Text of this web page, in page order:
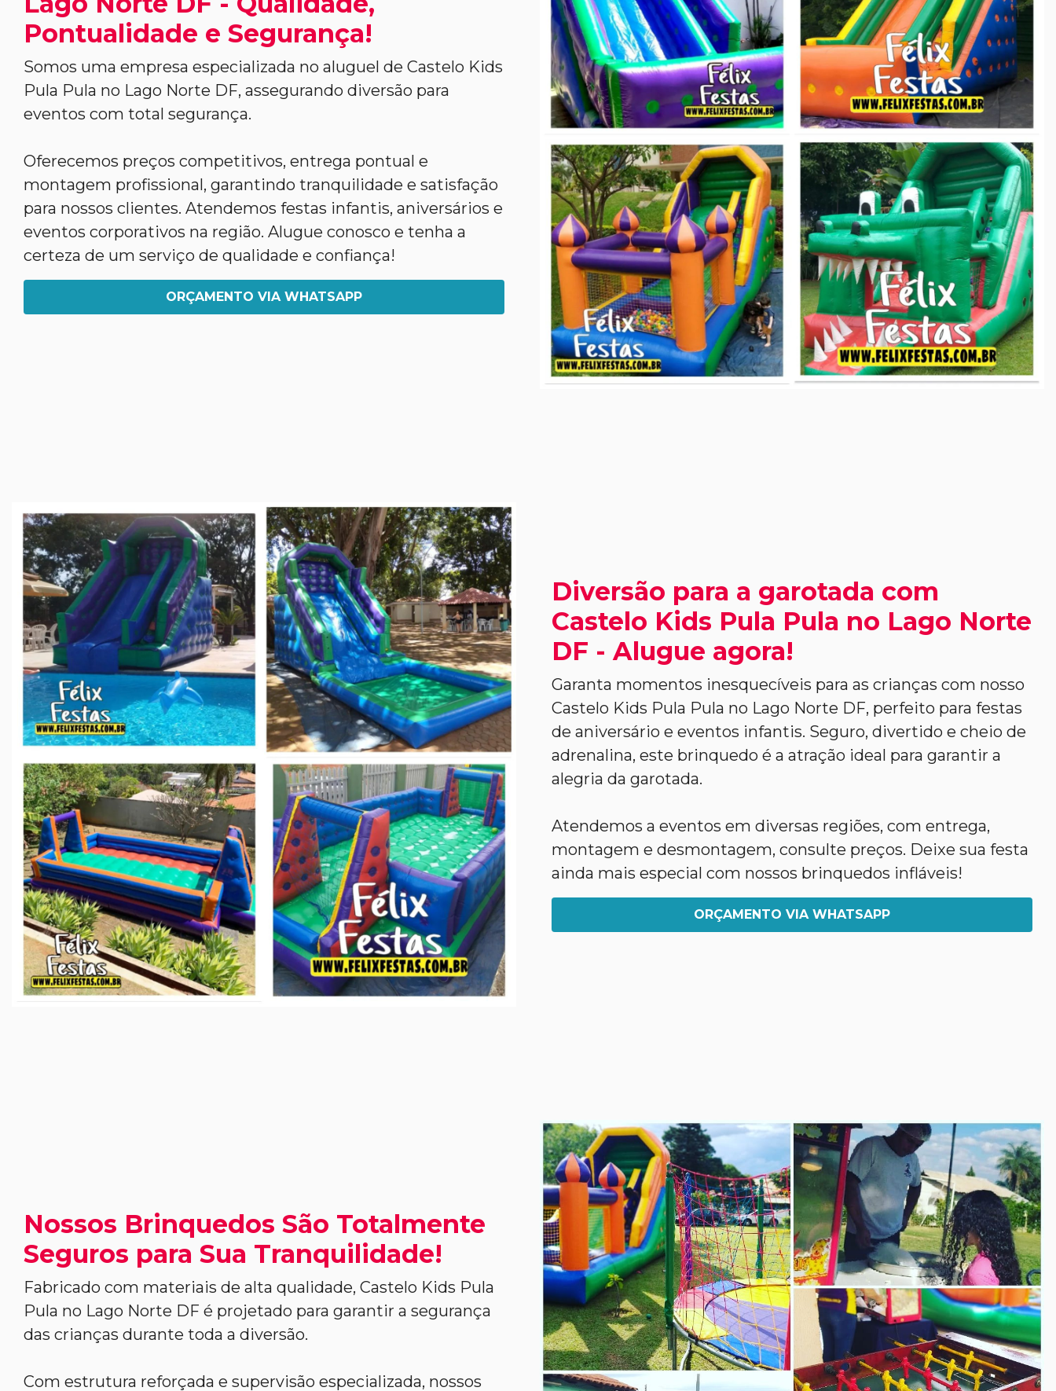
Pontualidade e Segurança!
Somos uma empresa especializada no aluguel de Castelo Kids
Pula Pula no Lago Norte DF, assegurando diversão para
eventos com total segurança.
Oferecemos preços competitivos, entrega pontual e
montagem profissional, garantindo tranquilidade e satisfação
para nossos clientes. Atendemos festas infantis, aniversários e
eventos corporativos na região. Alugue conosco e tenha a
certeza de um serviço de qualidade e confiança!
ORÇAMENTO VIA WHATSAPP
Diversão para a garotada com
Castelo Kids Pula Pula no Lago Norte
DF - Alugue agora!
Garanta momentos inesquecíveis para as crianças com nosso
Castelo Kids Pula Pula no Lago Norte DF, perfeito para festas
de aniversário e eventos infantis. Seguro, divertido e cheio de
adrenalina, este brinquedo é a atração ideal para garantir a
alegria da garotada.
Atendemos a eventos em diversas regiões, com entrega,
montagem e desmontagem, consulte preços. Deixe sua festa
ainda mais especial com nossos brinquedos infláveis!
ORÇAMENTO VIA WHATSAPP
Nossos Brinquedos São Totalmente
Seguros para Sua Tranquilidade!
Fabricado com materiais de alta qualidade, Castelo Kids Pula
Pula no Lago Norte DF é projetado para garantir a segurança
das crianças durante toda a diversão.
Com estrutura reforçada e supervisão especializada, nossos